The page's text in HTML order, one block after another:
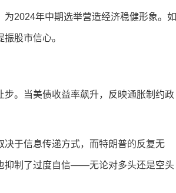
2024年中期选举营造经济稳健形象。如
股市信心。
。当美债收益率飙升，反映通胀制约政
于信息传递方式，而特朗普的反复无
抑制了过度自信——无论对多头还是空头